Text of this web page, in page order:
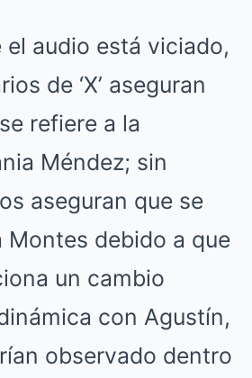
el audio está viciado,
de ‘X’ aseguran
refiere a la
Méndez; sin
aseguran que se
Montes debido a que
un cambio
con Agustín,
observado dentro